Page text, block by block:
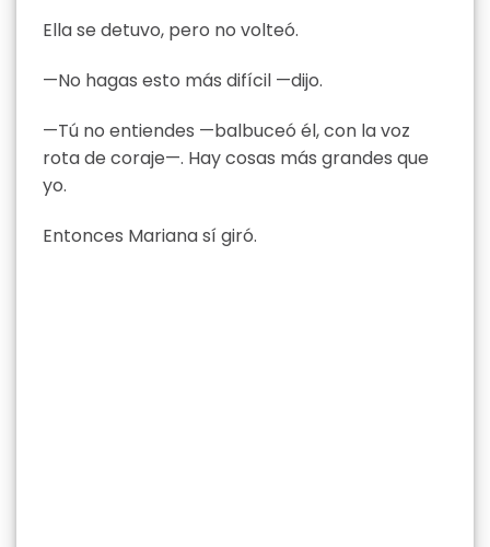
Ella se detuvo, pero no volteó.
—No hagas esto más difícil —dijo.
—Tú no entiendes —balbuceó él, con la voz
rota de coraje—. Hay cosas más grandes que
yo.
Entonces Mariana sí giró.